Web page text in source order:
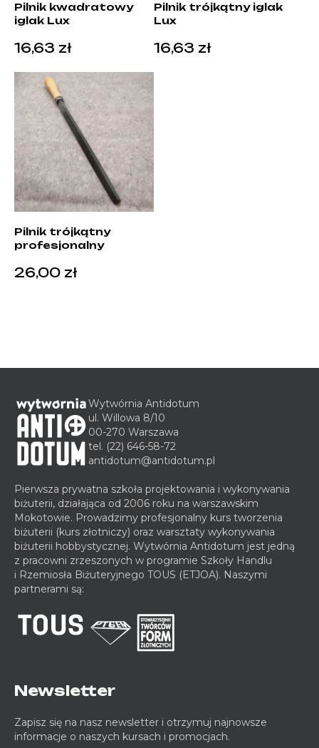
Pilnik kwadratowy
iglak Lux
16,63 zł
Pilnik trójkątny iglak
Lux
16,63 zł
Pilnik trójkątny
profesjonalny
26,00 zł
Wytwórnia Antidotum
ul. Willowa 8/10
00-270 Warszawa
tel. (22) 646-58-72
antidotum@antidotum.pl
Pierwsza prywatna szkoła projektowania i wykonywania
biżuterii, działająca od 2006 roku na warszawskim
Mokotowie. Prowadzimy profesjonalny kurs tworzenia
biżuterii (kurs złotniczy) oraz warsztaty wykonywania
biżuterii hobbystycznej. Wytwórnia Antidotum jest jedną
z pracowni zrzeszonych w programie Szkoły Handlu
i Rzemiosła Biżuteryjnego TOUS (ETJOA). Naszymi
partnerami są:
Newsletter
Zapisz się na nasz newsletter i otrzymuj najnowsze
informacje o naszych kursach i promocjach.